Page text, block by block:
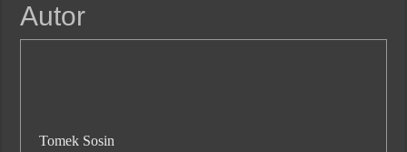
Autor
Tomek Sosin